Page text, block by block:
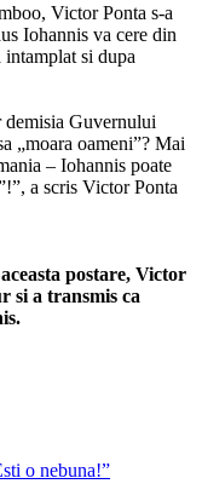
Victor Ponta s-a
Iohannis va cere din
si dupa
demisia Guvernului
„moara oameni”? Mai
– Iohannis poate
a scris Victor Ponta
postare, Victor
si a transmis ca
o nebuna!”